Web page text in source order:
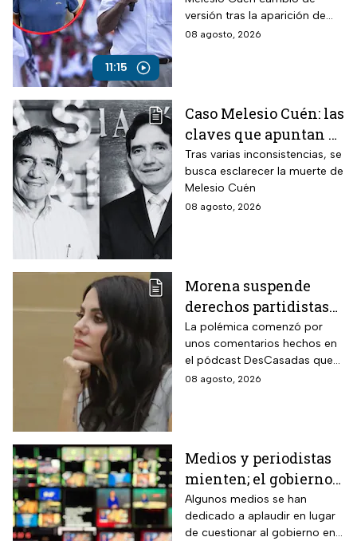
11:15
contradicciones
versión tras la aparición de
nuevas pruebas. ¿Qué ocurrió
08 agosto, 2026
Caso Melesio Cuén: las
claves que apuntan a
un posible montaje en
su asesinato
Tras varias inconsistencias, se
busca esclarecer la muerte de
Melesio Cuén
08 agosto, 2026
Morena suspende
derechos partidistas
de Nayeli Salvatori y
Graciela Palomares
por insulto a adultos
mayores
La polémica comenzó por
unos comentarios hechos en
el pódcast DesCasadas que
se volvieron virales en redes
08 agosto, 2026
Medios y periodistas
mienten; el gobierno
controla la narrativa a
través de paleros
Algunos medios se han
dedicado a aplaudir en lugar
de cuestionar al gobierno en